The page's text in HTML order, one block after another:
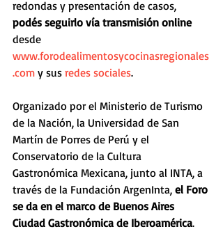
redondas y presentación de casos,
podés seguirlo vía transmisión online
desde
www.forodealimentosycocinasregionales
.com y sus redes sociales.
Organizado por el Ministerio de Turismo
de la Nación, la Universidad de San
Martín de Porres de Perú y el
Conservatorio de la Cultura
Gastronómica Mexicana, junto al INTA, a
través de la Fundación ArgenInta, el Foro
se da en el marco de Buenos Aires
Ciudad Gastronómica de Iberoamérica.